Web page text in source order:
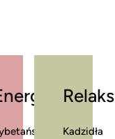
Relaks
Kadzidła